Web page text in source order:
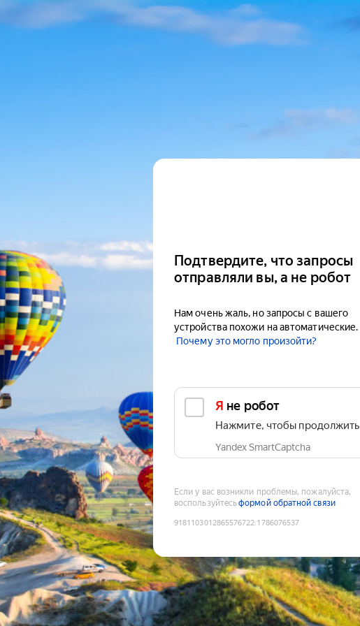
Подтвердите, что запросы
отправляли вы, а не робот
Нам очень жаль, но запросы с вашего
устройства похожи на автоматические.
Почему это могло произойти?
Я не робот
Нажмите, чтобы продолжить
Yandex SmartCaptcha
Если у вас возникли проблемы, пожалуйста,
воспользуйтесьформой обратной связи
9181103012865576722:1786076537